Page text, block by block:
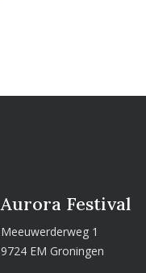
Aurora Festival
Meeuwerderweg 1
9724 EM Groningen